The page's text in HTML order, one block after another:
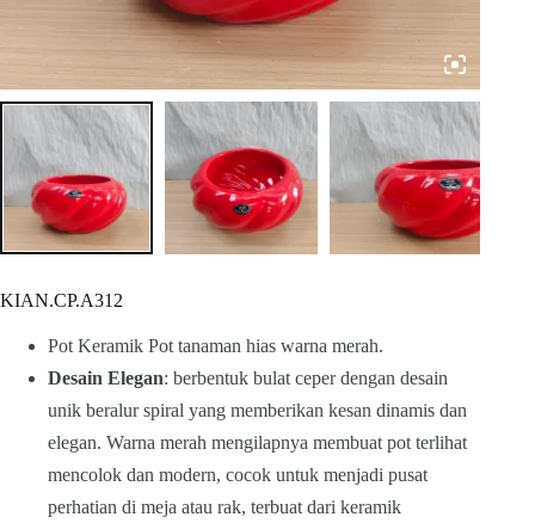
KIAN.CP.A312
Pot Keramik Pot tanaman hias warna merah.
Desain Elegan: berbentuk bulat ceper dengan desain
unik beralur spiral yang memberikan kesan dinamis dan
elegan. Warna merah mengilapnya membuat pot terlihat
mencolok dan modern, cocok untuk menjadi pusat
perhatian di meja atau rak, terbuat dari keramik